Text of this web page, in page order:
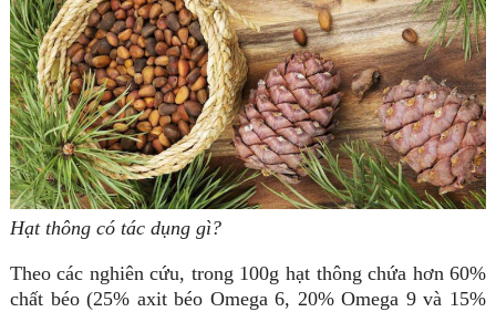
Hạt thông có tác dụng gì?
Theo các nghiên cứu, trong 100g hạt thông chứa hơn 60%
chất béo (25% axit béo Omega 6, 20% Omega 9 và 15%